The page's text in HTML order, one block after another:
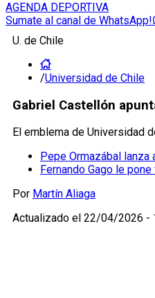
AGENDA DEPORTIVA
Sumate al canal de WhatsApp!
U. de Chile
/Universidad de Chile
Gabriel Castellón
El emblema de Universidad
Pepe Ormazábal
Fernando Gago le
Por Martín Aliaga
Actualizado el 22/04/2026 -